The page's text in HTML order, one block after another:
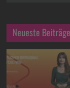
Neueste